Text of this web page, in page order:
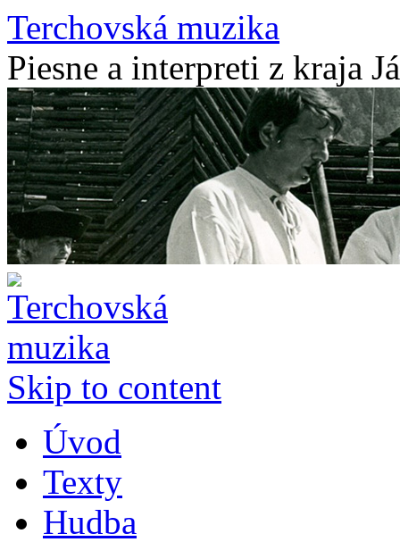
Terchovská muzika
Piesne a interpreti z kraja
Skip to content
Úvod
Texty
Hudba